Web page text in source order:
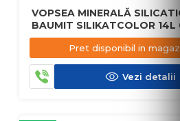
VOPSEA MINERALĂ
BAUMIT SILIKATCOLOR
Pret disponibil in
Vezi detalii